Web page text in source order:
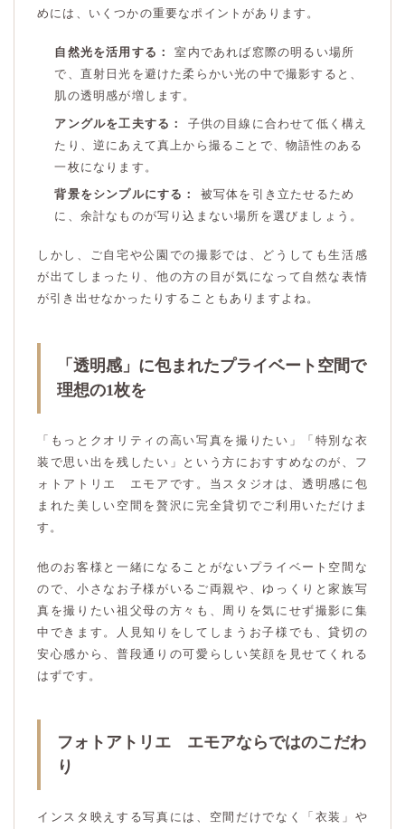
めには、いくつかの重要なポイントがあります。
自然光を活用する：
室内であれば窓際の明るい場所
で、直射日光を避けた柔らかい光の中で撮影すると、
肌の透明感が増します。
アングルを工夫する：
子供の目線に合わせて低く構え
たり、逆にあえて真上から撮ることで、物語性のある
一枚になります。
背景をシンプルにする：
被写体を引き立たせるため
に、余計なものが写り込まない場所を選びましょう。
しかし、ご自宅や公園での撮影では、どうしても生活感
が出てしまったり、他の方の目が気になって自然な表情
が引き出せなかったりすることもありますよね。
「透明感」に包まれたプライベート空間で
理想の1枚を
「もっとクオリティの高い写真を撮りたい」「特別な衣
装で思い出を残したい」という方におすすめなのが、フ
ォトアトリエ エモアです。当スタジオは、透明感に包
まれた美しい空間を贅沢に完全貸切でご利用いただけま
す。
他のお客様と一緒になることがないプライベート空間な
ので、小さなお子様がいるご両親や、ゆっくりと家族写
真を撮りたい祖父母の方々も、周りを気にせず撮影に集
中できます。人見知りをしてしまうお子様でも、貸切の
安心感から、普段通りの可愛らしい笑顔を見せてくれる
はずです。
フォトアトリエ エモアならではのこだわ
り
インスタ映えする写真には、空間だけでなく「衣装」や